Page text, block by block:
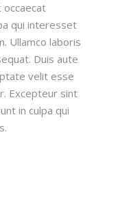
occaecat
qui interesset
Ullamco laboris
Duis aute
velit esse
Excepteur sint
in culpa qui